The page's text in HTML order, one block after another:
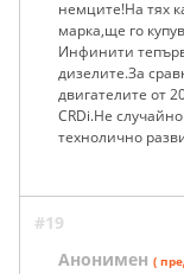
немците!На тях
марка,ще го
Инфинити
дизелите.За
двигателите от
CRDi.Не
технолично
#19
Анонимен (